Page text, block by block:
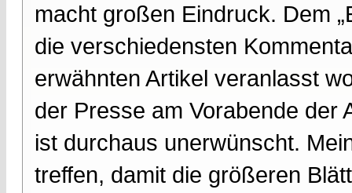
macht großen Eindruck. Dem
die verschiedensten
erwähnten Artikel veranlasst
der Presse am Vorabende der
ist durchaus unerwünscht.
treffen, damit die größeren